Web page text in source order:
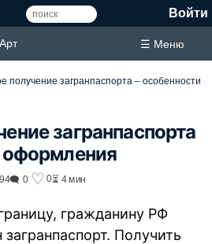
Войти
Арт ☰ Меню
получение загранпаспорта – особенности
загранпаспорта
оформления
🗨 0 ♡ 0⏳ 4 мин
гражданину РФ
Получить